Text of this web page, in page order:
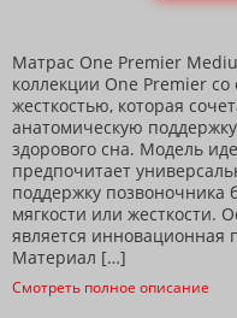
Матрас One Premier
коллекции One Premier
жесткостью, которая
анатомическую
здорового сна. Модель
предпочитает
поддержку
мягкости или жесткости.
является инновационная
Материал […]
Смотреть полное описание